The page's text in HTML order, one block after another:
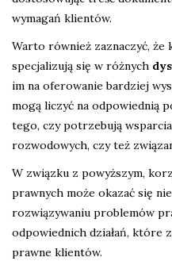
wymagań klientów.
Warto również zaznaczyć, że
specjalizują się w różnych
im na oferowanie bardziej
mogą liczyć na odpowiednią
tego, czy potrzebują
rozwodowych, czy też
W związku z powyższym,
prawnych może okazać się
rozwiązywaniu problemów
odpowiednich działań, które
prawne klientów.